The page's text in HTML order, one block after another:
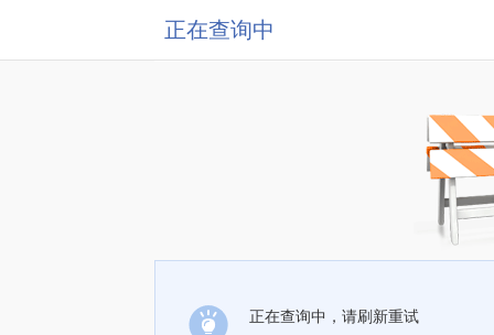
正在查询中
正在查询中，请刷新重试